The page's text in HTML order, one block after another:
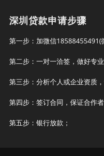
深圳贷款申请步骤
第一步：加微信18588455491(
第二步：一对一洽签，做好专业
第三步：分析个人或企业资质
第四步：签订合同，保证合作者
第五步：银行放款；